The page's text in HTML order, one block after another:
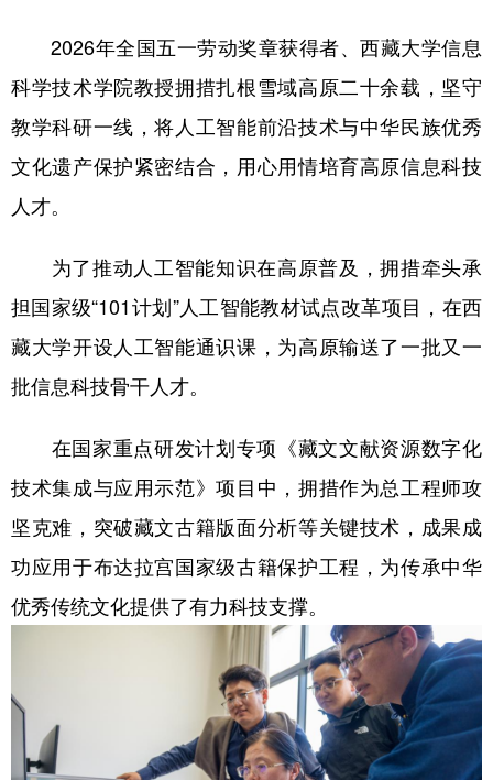
2026年全国五一劳动奖章获得者、西藏大学信息
科学技术学院教授拥措扎根雪域高原二十余载，坚守
教学科研一线，将人工智能前沿技术与中华民族优秀
文化遗产保护紧密结合，用心用情培育高原信息科技
人才。
为了推动人工智能知识在高原普及，拥措牵头承
担国家级“101计划”人工智能教材试点改革项目，在西
藏大学开设人工智能通识课，为高原输送了一批又一
批信息科技骨干人才。
在国家重点研发计划专项《藏文文献资源数字化
技术集成与应用示范》项目中，拥措作为总工程师攻
坚克难，突破藏文古籍版面分析等关键技术，成果成
功应用于布达拉宫国家级古籍保护工程，为传承中华
优秀传统文化提供了有力科技支撑。